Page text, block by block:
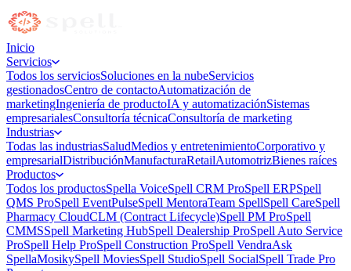
Inicio
Servicios
Todos los serviciosSoluciones en la nubeServicios
gestionadosCentro de contactoAutomatización de
marketingIngeniería de productoIA y automatizaciónSistemas
empresarialesConsultoría técnicaConsultoría de marketing
Industrias
Todas las industriasSaludMedios y entretenimientoCorporativo y
empresarialDistribuciónManufacturaRetailAutomotrizBienes raíces
Productos
Todos los productosSpella VoiceSpell CRM ProSpell ERPSpell
QMS ProSpell EventPulseSpell MentoraTeam SpellSpell CareSpell
Pharmacy CloudCLM (Contract Lifecycle)Spell PM ProSpell
CMMSSpell Marketing HubSpell Dealership ProSpell Auto Service
ProSpell Help ProSpell Construction ProSpell VendraAsk
SpellaMosikySpell MoviesSpell StudioSpell SocialSpell Trade Pro